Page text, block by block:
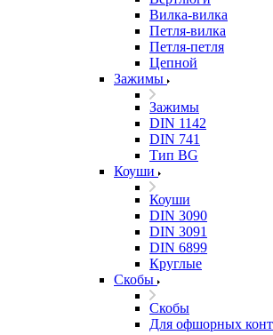
Вилка-вилка
Петля-вилка
Петля-петля
Цепной
Зажимы
Зажимы
DIN 1142
DIN 741
Тип BG
Коуши
Коуши
DIN 3090
DIN 3091
DIN 6899
Круглые
Скобы
Скобы
Для офшорных